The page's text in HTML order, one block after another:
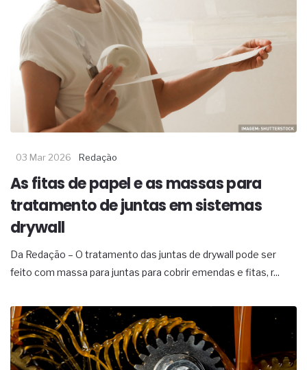
03 Mar 2026 Redação
As fitas de papel e as massas para
tratamento de juntas em sistemas
drywall
Da Redação – O tratamento das juntas de drywall pode ser
feito com massa para juntas para cobrir emendas e fitas, r...